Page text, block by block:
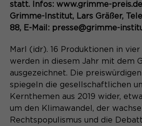
Zweck
PHPs Standard
(Formulare).
Name be_typo_user
Anbieter TYPO3
Ende der Sitzung
_pk_ref.*
Anbieter Matomo
Laufzeit 6 Monate
Zweck Speichert die Herkunft
Name MATOMO_SESSID
statt. Infos: www.grimme-
Grimme-Institut, Lars Gräßer,
88, E-Mail: presse@grimme-
Marl (idr). 16 Produktionen in
werden in diesem Jahr mit dem
ausgezeichnet. Die
spiegeln die gesellschaftlichen
Kernthemen aus 2019 wider,
um den Klimawandel, der
Rechtspopulismus und die